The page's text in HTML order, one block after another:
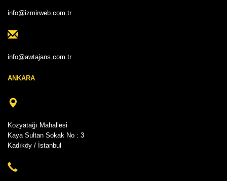
info@izmirweb.com.tr
info@awtajans.com.tr
ANKARA
Kozyatağı Mahallesi
Kaya Sultan Sokak No : 3
Kadıköy / İstanbul